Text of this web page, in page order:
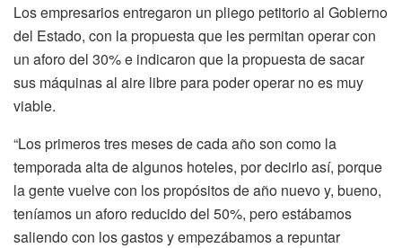
Los empresarios entregaron un pliego petitorio al Gobierno
del Estado, con la propuesta que les permitan operar con
un aforo del 30% e indicaron que la propuesta de sacar
sus máquinas al aire libre para poder operar no es muy
viable.
“Los primeros tres meses de cada año son como la
temporada alta de algunos hoteles, por decirlo así, porque
la gente vuelve con los propósitos de año nuevo y, bueno,
teníamos un aforo reducido del 50%, pero estábamos
saliendo con los gastos y empezábamos a repuntar